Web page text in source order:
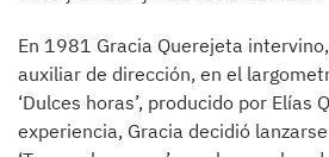
En 1981 Gracia Querejeta
auxiliar de dirección, en el
‘Dulces horas’, producido por Elías
experiencia, Gracia decidió